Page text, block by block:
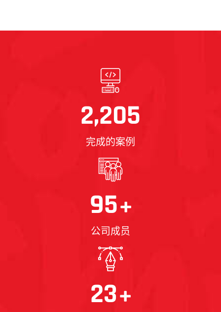
2,205
完成的案例
95+
公司成员
23+